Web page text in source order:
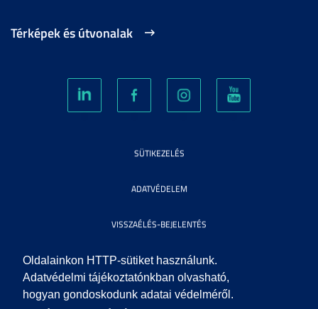
Oldalainkon HTTP-sütiket használunk.
Adatvédelmi tájékoztatónkban olvasható,
hogyan gondoskodunk adatai védelméről.
Térképek és útvonalak
SÜTIKEZELÉS
ADATVÉDELEM
VISSZAÉLÉS-BEJELENTÉS
KÖZÉRDEKŰ ADATOK
IMPRESSZUM